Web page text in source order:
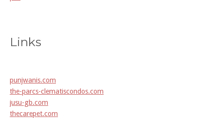
Links
punjwanis.com
the-parcs-clematiscondos.com
jusu-gb.com
thecarepet.com